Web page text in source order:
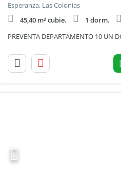
Esperanza, Las Colonias
45,40 m² cubie.
1 dorm.
PREVENTA DEPARTAMENTO 10 UN